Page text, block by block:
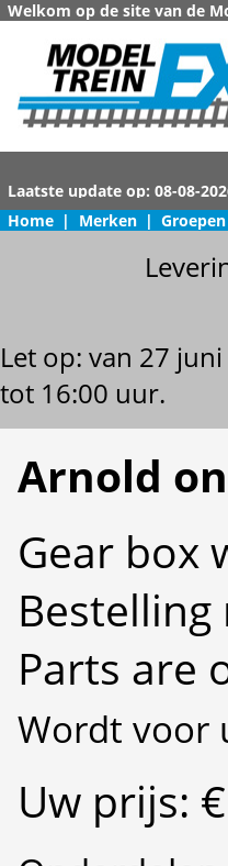
Welkom op de site van de
Home | Merken | Groepen
Let op: van 27
tot 16:00 uur.
Arnold
Gear box
Parts are
Wordt voor
Uw prijs: